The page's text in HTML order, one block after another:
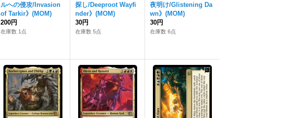
ルへの侵攻/Invasion
of Tarkir》(MOM)
200円
在庫数 1点
探し/Deeproot Wayfi
nder》(MOM)
30円
在庫数 5点
夜明け/Glistening Da
wn》(MOM)
30円
在庫数 6点